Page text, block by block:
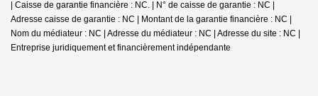
| Caisse de garantie financière : NC. | N° de caisse de garantie : NC |
Adresse caisse de garantie : NC | Montant de la garantie financière : NC |
Nom du médiateur : NC | Adresse du médiateur : NC | Adresse du site : NC |
Entreprise juridiquement et financièrement indépendante